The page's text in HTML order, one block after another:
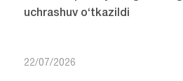
uchrashuv o‘tkazildi
22/07/2026